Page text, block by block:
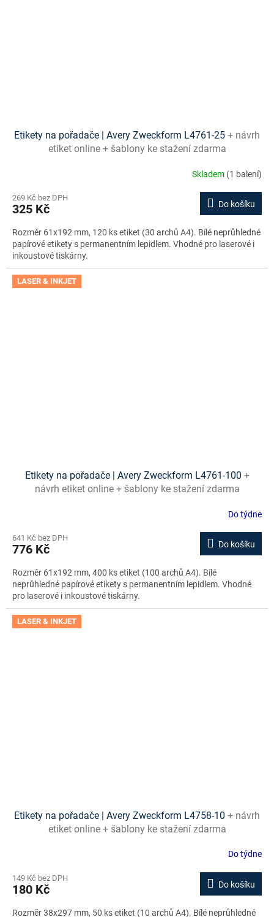
Etikety na pořadače | Avery Zweckform L4761-25 + návrh
etiket online + šablony ke stažení zdarma
Skladem (1 balení)
269 Kč bez DPH
325 Kč Do košíku
Rozměr 61x192 mm, 120 ks etiket (30 archů A4). Bílé neprůhledné
papírové etikety s permanentním lepidlem. Vhodné pro laserové i
inkoustové tiskárny.
LASER & INKJET
Etikety na pořadače | Avery Zweckform L4761-100 +
návrh etiket online + šablony ke stažení zdarma
Do týdne
641 Kč bez DPH
776 Kč Do košíku
Rozměr 61x192 mm, 400 ks etiket (100 archů A4). Bílé
neprůhledné papírové etikety s permanentním lepidlem. Vhodné
pro laserové i inkoustové tiskárny.
LASER & INKJET
Etikety na pořadače | Avery Zweckform L4758-10 + návrh
etiket online + šablony ke stažení zdarma
Do týdne
149 Kč bez DPH
180 Kč Do košíku
Rozměr 38x297 mm, 50 ks etiket (10 archů A4). Bílé neprůhledné